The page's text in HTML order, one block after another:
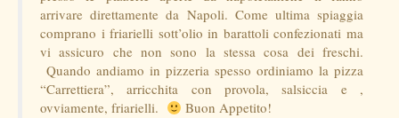
arrivare direttamente da Napoli. Come ultima spiaggia
comprano i friarielli sott’olio in barattoli confezionati ma
vi assicuro che non sono la stessa cosa dei freschi.
Quando andiamo in pizzeria spesso ordiniamo la pizza
“Carrettiera”, arricchita con provola, salsiccia e ,
ovviamente, friarielli.
Buon Appetito!